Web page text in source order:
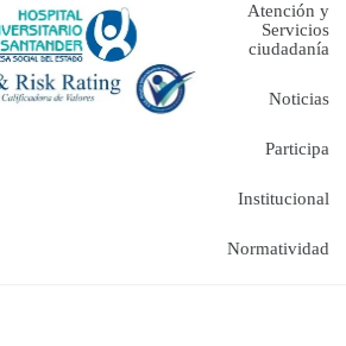
Atención y
Servicios
ciudadanía
Noticias
Participa
Institucional
Normatividad